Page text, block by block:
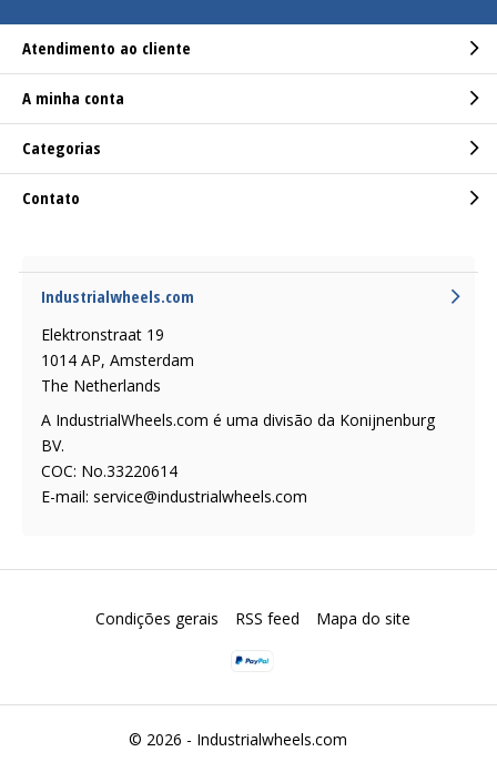
Atendimento ao cliente
A minha conta
Categorias
Contato
Industrialwheels.com
Elektronstraat 19
1014 AP, Amsterdam
The Netherlands
A IndustrialWheels.com é uma divisão da Konijnenburg
BV.
COC: No.33220614
E-mail: service@industrialwheels.com
© 2026 - Industrialwheels.com
Condições gerais RSS feed Mapa do site